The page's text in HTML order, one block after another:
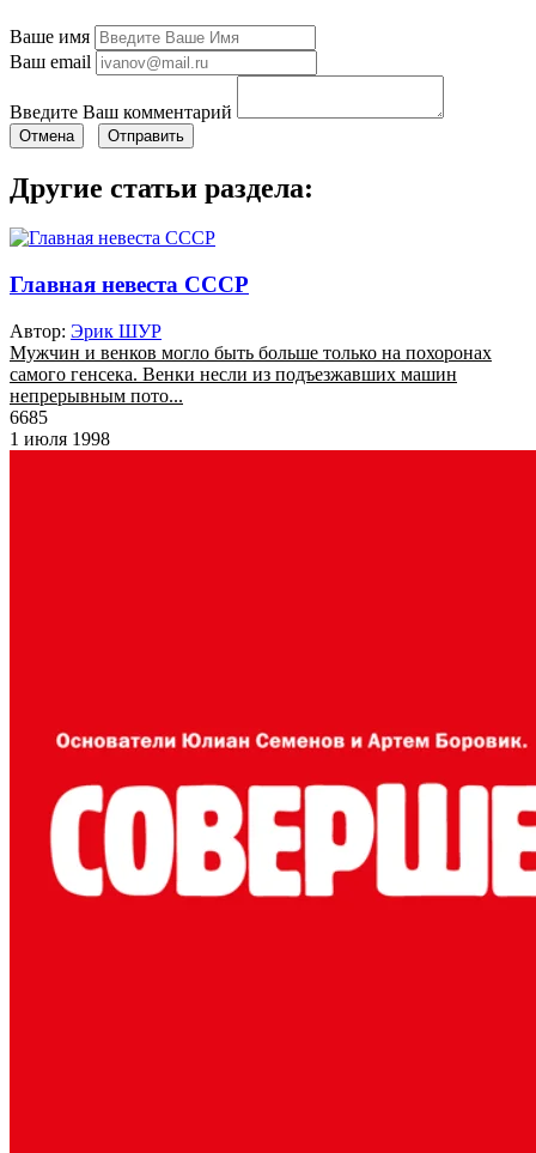
Ваше имя
Ваш email
Введите Ваш комментарий
Отмена Отправить
Другие статьи раздела:
Главная невеста СССР
Автор: Эрик ШУР
Мужчин и венков могло быть больше только на похоронах
самого генсека. Венки несли из подъезжавших машин
непрерывным пото...
6685
1 июля 1998